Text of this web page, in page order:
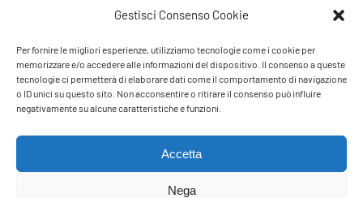
Gestisci Consenso Cookie
Per fornire le migliori esperienze, utilizziamo tecnologie come i cookie per
memorizzare e/o accedere alle informazioni del dispositivo. Il consenso a queste
tecnologie ci permetterà di elaborare dati come il comportamento di navigazione
o ID unici su questo sito. Non acconsentire o ritirare il consenso può influire
negativamente su alcune caratteristiche e funzioni.
Accetta
Nega
Privacy Policy
Cookie Policy
PARTNERS